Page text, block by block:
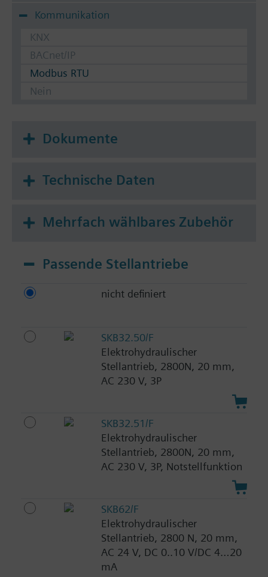
Kommunikation
KNX
BACnet/IP
Modbus RTU
Nein
Dokumente
Technische Daten
Mehrfach wählbares Zubehör
Passende Stellantriebe
nicht definiert
SKB32.50/F
Elektrohydraulischer
Stellantrieb, 2800N, 20 mm,
AC 230 V, 3P
SKB32.51/F
Elektrohydraulischer
Stellantrieb, 2800N, 20 mm,
AC 230 V, 3P, Notstellfunktion
SKB62/F
Elektrohydraulischer
Stellantrieb, 2800 N, 20 mm,
AC 24 V, DC 0..10 V/DC 4…20
mA